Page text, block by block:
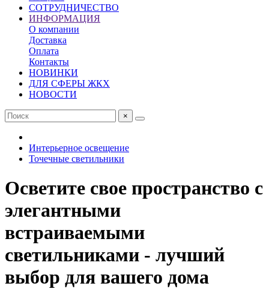
СОТРУДНИЧЕСТВО
ИНФОРМАЦИЯ
О компании
Доставка
Оплата
Контакты
НОВИНКИ
ДЛЯ СФЕРЫ ЖКХ
НОВОСТИ
×
Интерьерное освещение
Точечные светильники
Осветите свое пространство с
элегантными
встраиваемыми
светильниками - лучший
выбор для вашего дома